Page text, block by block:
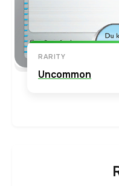
Karten-Info
RARITY
Uncommon